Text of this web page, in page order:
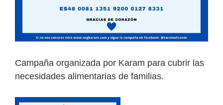
Campaña organizada por Karam para cubrir las
necesidades alimentarias de familias.